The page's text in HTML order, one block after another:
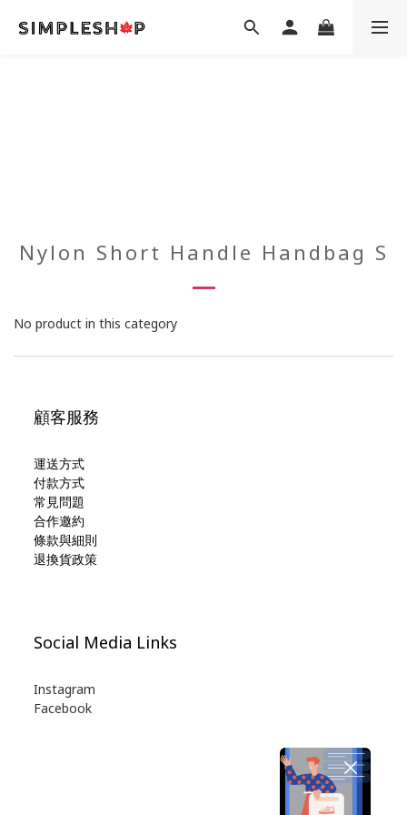
Nylon Short Handle Handbag S
No product in this category
顧客服務
運送方式
付款方式
常見問題
合作邀約
條款與細則
退換貨政策
Social Media Links
Instagram
Facebook